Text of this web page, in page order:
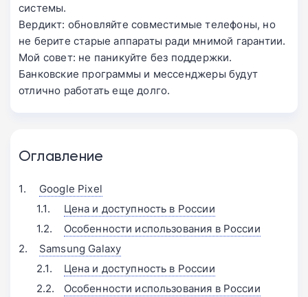
системы.
Вердикт: обновляйте совместимые телефоны, но
не берите старые аппараты ради мнимой гарантии.
Мой совет: не паникуйте без поддержки.
Банковские программы и мессенджеры будут
отлично работать еще долго.
Оглавление
Google Pixel
Цена и доступность в России
Особенности использования в России
Samsung Galaxy
Цена и доступность в России
Особенности использования в России